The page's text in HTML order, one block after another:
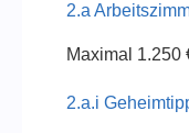
2.a
Maximal 1.250
2.a.i